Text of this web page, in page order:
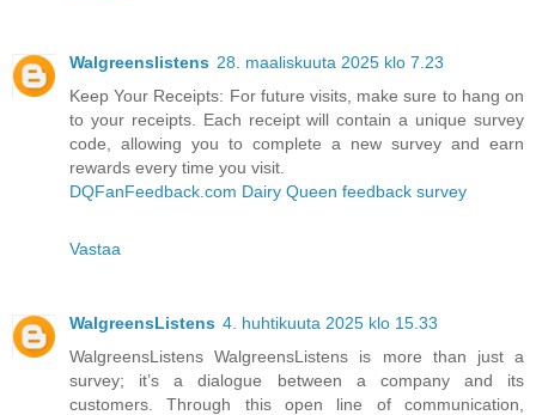
Walgreenslistens 28. maaliskuuta 2025 klo 7.23
Keep Your Receipts: For future visits, make sure to hang on
to your receipts. Each receipt will contain a unique survey
code, allowing you to complete a new survey and earn
rewards every time you visit.
DQFanFeedback.com Dairy Queen feedback survey
Vastaa
WalgreensListens 4. huhtikuuta 2025 klo 15.33
WalgreensListens WalgreensListens is more than just a
survey; it’s a dialogue between a company and its
customers. Through this open line of communication,